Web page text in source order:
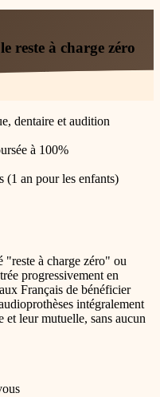
reste à charge zéro
2026
dentaire et audition
à 100%
(1 an pour les enfants)
"reste à charge zéro" ou
progressivement en
Français de bénéficier
intégralement
leur mutuelle, sans aucun